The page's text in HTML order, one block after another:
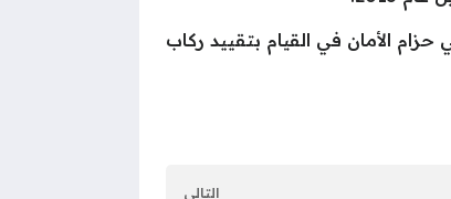
الأمان في القيام بتقييد ركاب
التالي